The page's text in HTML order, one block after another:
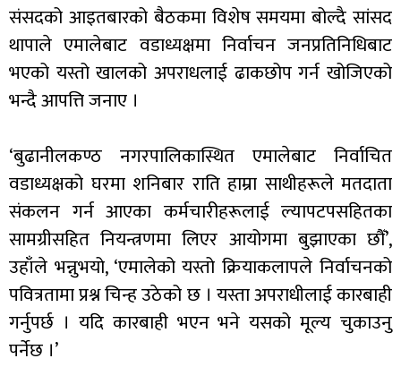
संसदको आइतबारको बैठकमा विशेष समयमा बोल्दै सांसद
थापाले एमालेबाट वडाध्यक्षमा निर्वाचन जनप्रतिनिधिबाट
भएको यस्तो खालको अपराधलाई ढाकछोप गर्न खोजिएको
भन्दै आपत्ति जनाए ।
‘बुढानीलकण्ठ नगरपालिकास्थित एमालेबाट निर्वाचित
वडाध्यक्षको घरमा शनिबार राति हाम्रा साथीहरूले मतदाता
संकलन गर्न आएका कर्मचारीहरूलाई ल्यापटपसहितका
सामग्रीसहित नियन्त्रणमा लिएर आयोगमा बुझाएका छौँ’,
उहाँले भन्नुभयो, ‘एमालेको यस्तो क्रियाकलापले निर्वाचनको
पवित्रतामा प्रश्न चिन्ह उठेको छ । यस्ता अपराधीलाई कारबाही
गर्नुपर्छ । यदि कारबाही भएन भने यसको मूल्य चुकाउनु
पर्नेछ ।’